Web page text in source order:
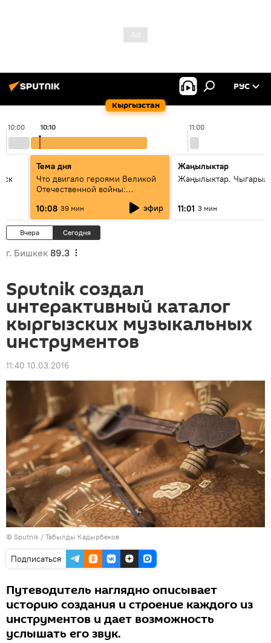
Кыргызстан
РУС
10:00 11:00
10:10
Тема дня
Что двигало героями Великой
Отечественной войны:
Тулебердиева
10:08 39 мин эфир
Жаңылыктар
Жаңылыктар.
11:01 3 мин
Вчера Сегодня
г. Бишкек 89.3
Sputnik создал
интерактивный каталог
кыргызских музыкальных
инструментов
11:40 10.03.2016
© Sputnik / Табылды Кадырбеков
Подписаться
Путеводитель наглядно описывает
историю создания и строение каждого из
инструментов и дает возможность
услышать его звук.